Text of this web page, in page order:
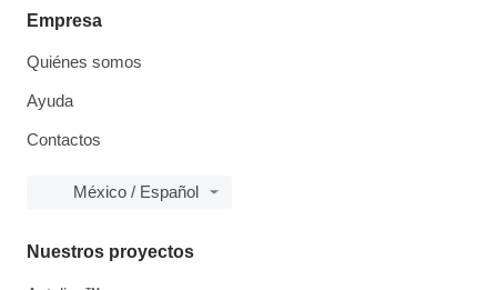
Empresa
Quiénes somos
Ayuda
Contactos
México / Español
Nuestros proyectos